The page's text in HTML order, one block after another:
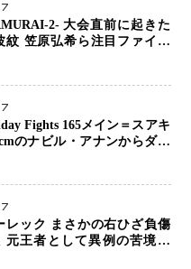
2- 大会直前に起きた
紋 笠原弘希ら注目ファイタ
重で決戦へ、山本歩夢と平
Fights 165メイン＝スアキ
のナビル・アナンからダウ
猛反撃を耐え抜き判定勝利、
レック まさかの右ひざ負傷
元王者として異例の苦境…
ント」でも消えない危険信